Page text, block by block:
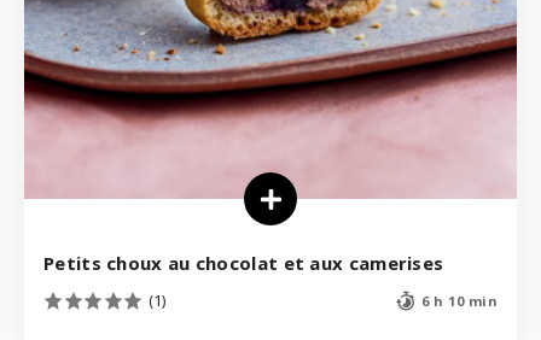
Petits choux au chocolat et aux camerises
(1) 6 h 10 min